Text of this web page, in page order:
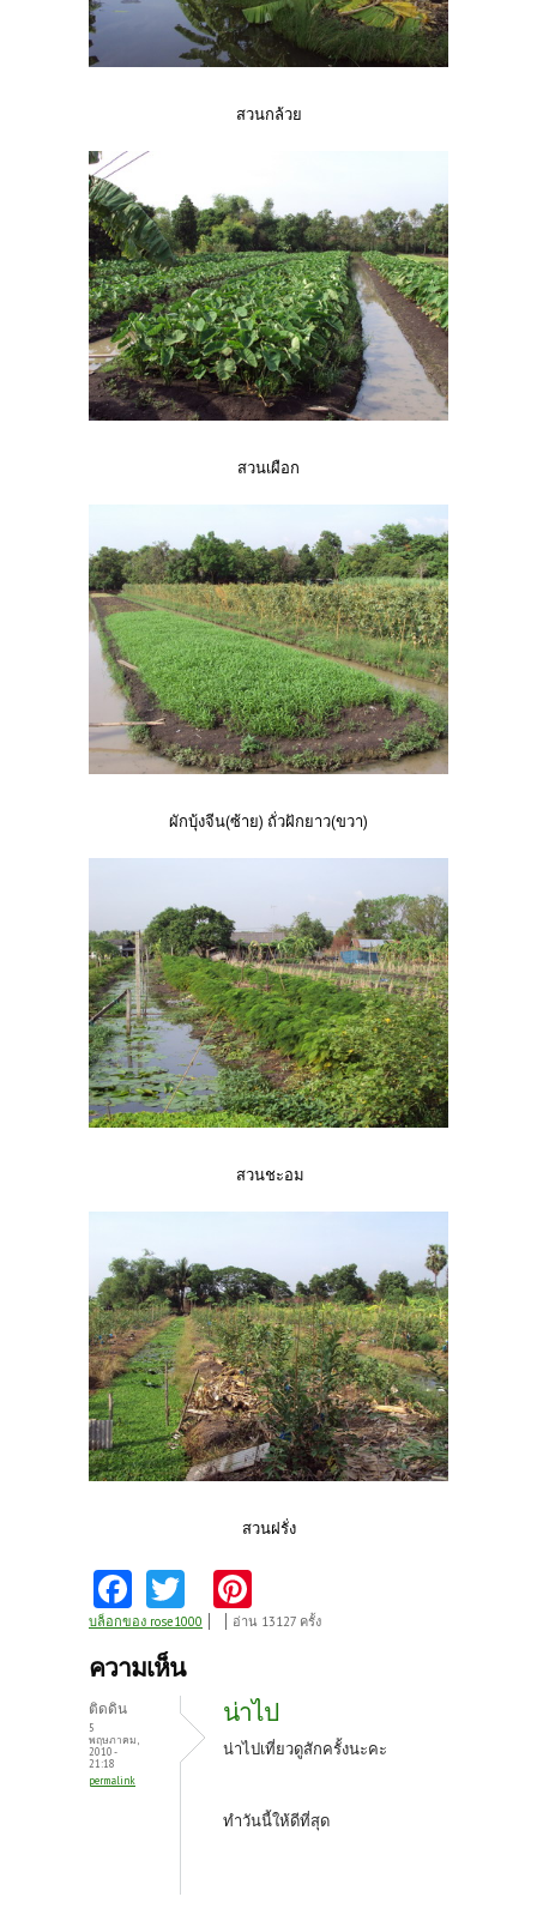
สวนกล้วย
สวนเผือก
ผักบุ้งจีน(ซ้าย) ถั่วฝักยาว(ขวา)
สวนชะอม
สวนฝรั่ง
Fa
ce
b
o
k
w
itt
nt
es
t
บล็อกของ rose1000 อ่าน 13127 ครั้ง
ความเห็น
ติดดิน
5
พฤษภาคม,
2010 -
21:18
permalink
น่าไป
น่าไปเที่ยวดูสักครั้งนะคะ
ทำวันนี้ให้ดีที่สุด